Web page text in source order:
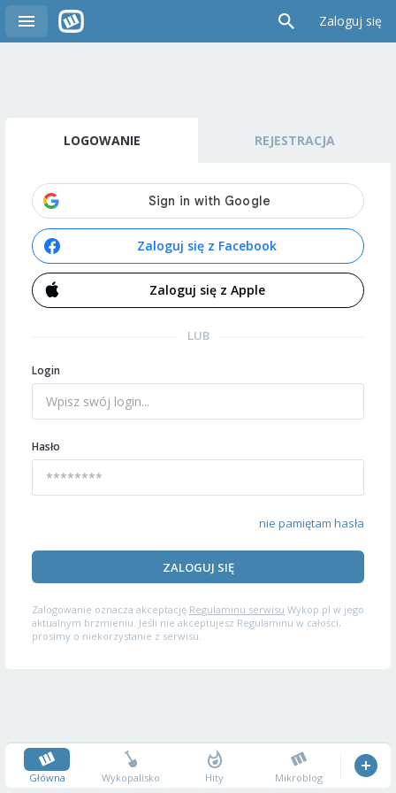
Zaloguj się
LOGOWANIE REJESTRACJA
Zaloguj się z Facebook
Zaloguj się z Apple
LUB
Login
Hasło
nie pamiętam hasła
ZALOGUJ SIĘ
Zalogowanie oznacza akceptację Regulaminu serwisu Wykop.pl w jego
aktualnym brzmieniu. Jeśli nie akceptujesz Regulaminu w całości,
prosimy o niekorzystanie z serwisu.
Główna Wykopalisko Hity Mikroblog